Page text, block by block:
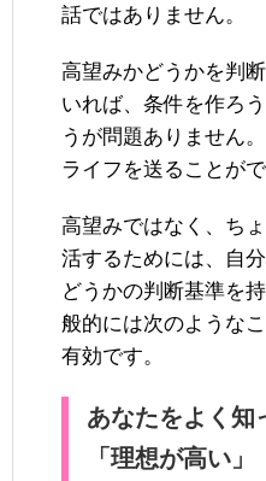
話ではありません。
高望みかどうかを判
いれば、条件を作ろ
うが問題ありません
ライフを送ることが
高望みではなく、ち
活するためには、自
どうかの判断基準を
般的には次のような
有効です。
あなたをよく知
「理想が高い